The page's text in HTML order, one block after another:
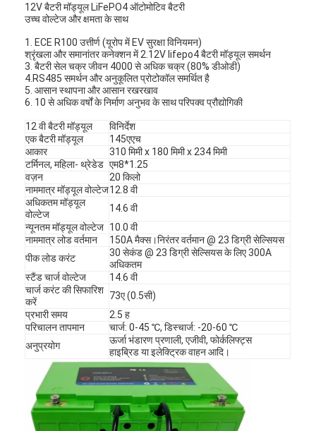
12V बैटरी मॉड्यूल LiFePO4 ऑटोमोटिव बैटरी
उच्च वोल्टेज और क्षमता के साथ
1. ECE R100 उत्तीर्ण (यूरोप में EV सुरक्षा विनियमन)
श्रृंखला और समानांतर कनेक्शन में 2.12V lifepo4 बैटरी मॉड्यूल समर्थन
3. बैटरी सेल चक्र जीवन 4000 से अधिक चक्र (80% डीओडी)
4.RS485 समर्थन और अनुकूलित प्रोटोकॉल समर्थित है
5. आसान स्थापना और आसान रखरखाव
6. 10 से अधिक वर्षों के निर्माण अनुभव के साथ परिपक्व प्रौद्योगिकी
12 वी बैटरी मॉड्यूल
विनिर्देश
एक बैटरी मॉड्यूल
145एएच
आकार
310 मिमी x 180 मिमी x 234 मिमी
टर्मिनल, महिला- थ्रेडेड एम8*1.25
वज़न
20 किलो
नाममात्र मॉड्यूल वोल्टेज12.8 वी
अधिकतम मॉड्यूल
वोल्टेज
14.6 वी
न्यूनतम मॉड्यूल वोल्टेज 10.0 वी
नाममात्र लोड वर्तमान
150A मैक्स।निरंतर वर्तमान @ 23 डिग्री सेल्सियस
पीक लोड करंट
30 सेकंड @ 23 डिग्री सेल्सियस के लिए 300A
अधिकतम
स्टैंड चार्ज वोल्टेज
14.6 वी
चार्ज करंट की सिफारिश
करें
73ए (0.5सी)
प्रभारी समय
2.5 ह
परिचालन तापमान
चार्ज: 0-45 ℃, डिस्चार्ज: -20-60 ℃
अनुप्रयोग
ऊर्जा भंडारण प्रणाली, एजीवी, फोर्कलिफ्ट्स
हाइब्रिड या इलेक्ट्रिक वाहन आदि।